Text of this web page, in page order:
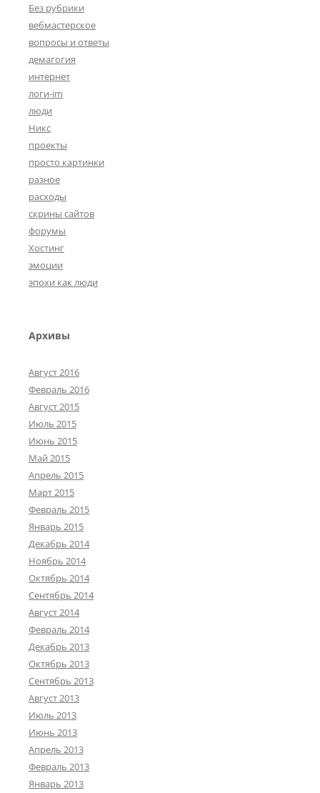
Без рубрики
вебмастерское
вопросы и ответы
демагогия
интернет
логи-im
люди
Никс
проекты
просто картинки
разное
расходы
скрины сайтов
форумы
Хостинг
эмоции
эпохи как люди
Архивы
Август 2016
Февраль 2016
Август 2015
Июль 2015
Июнь 2015
Май 2015
Апрель 2015
Март 2015
Февраль 2015
Январь 2015
Декабрь 2014
Ноябрь 2014
Октябрь 2014
Сентябрь 2014
Август 2014
Февраль 2014
Декабрь 2013
Октябрь 2013
Сентябрь 2013
Август 2013
Июль 2013
Июнь 2013
Апрель 2013
Февраль 2013
Январь 2013